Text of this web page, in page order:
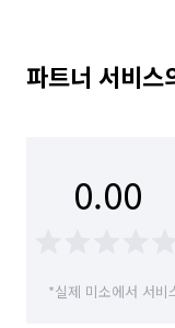
파트너 서비스
0.00
*실제 미소에서 서비